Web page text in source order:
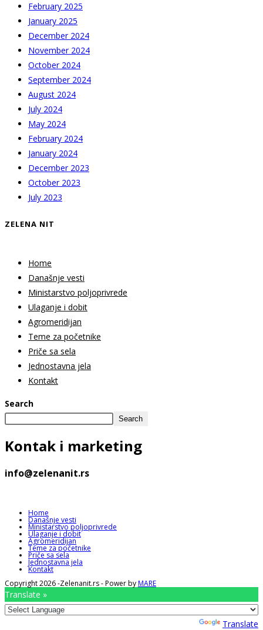
February 2025
January 2025
December 2024
November 2024
October 2024
September 2024
August 2024
July 2024
May 2024
February 2024
January 2024
December 2023
October 2023
July 2023
ZELENA NIT
Home
Današnje vesti
Ministarstvo poljoprivrede
Ulaganje i dobit
Agromeridijan
Teme za početnike
Priče sa sela
Jednostavna jela
Kontakt
Search
Search
Kontak i marketing
info@zelenanit.rs
Home
Današnje vesti
Ministarstvo poljoprivrede
Ulaganje i dobit
Agromeridijan
Teme za početnike
Priče sa sela
Jednostavna jela
Kontakt
Copyright 2026 -Zelenanit.rs - Power byMARE
Translate »
Translate